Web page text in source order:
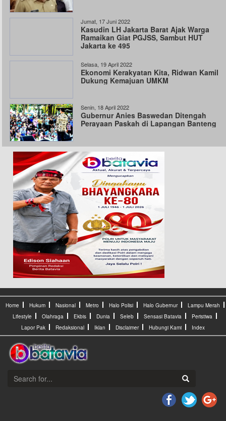
Jumat, 17 Juni 2022
Kasudin LH Jakarta Barat Ajak Warga
Ramaikan Giat PGJSS, Sambut HUT
Jakarta ke 495
Selasa, 19 April 2022
Ekonomi Kerakyatan Kita, Ridwan Kamil
Dukung Kemajuan UMKM
Senin, 18 April 2022
Gubernur Anies Baswedan Ditengah
Perayaan Paskah di Lapangan Banteng
Home Hukum Nasional Metro Halo Polisi Halo Gubernur
Lampu Merah
Lifestyle
Olahraga Ekbis Dunia Seleb Sensasi Batavia
Peristiwa
Lapor Pak
Redaksional Iklan Disclaimer Hubungi Kami Index